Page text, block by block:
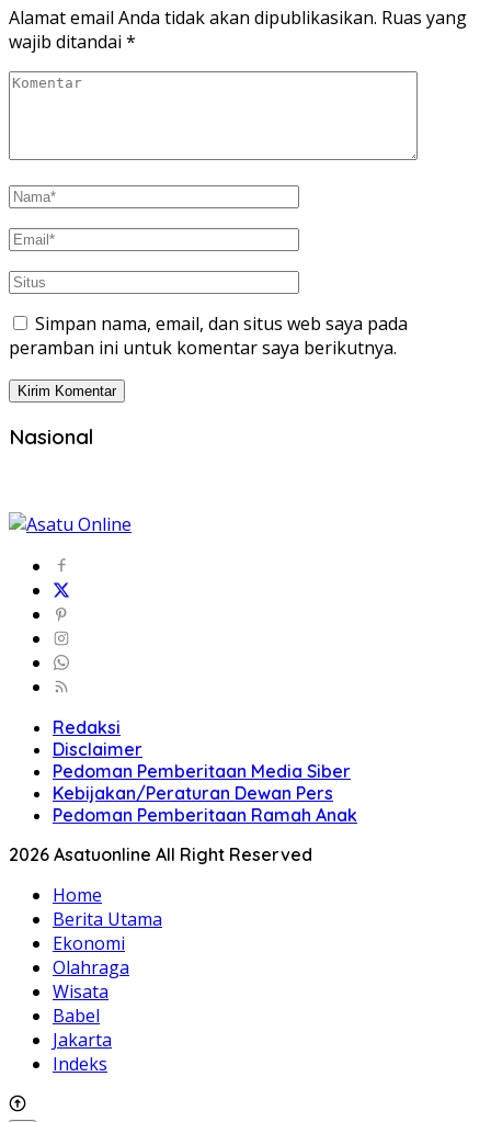
Alamat email Anda tidak akan dipublikasikan. Ruas yang
wajib ditandai *
Simpan nama, email, dan situs web saya pada
peramban ini untuk komentar saya berikutnya.
Nasional
Redaksi
Disclaimer
Pedoman Pemberitaan Media Siber
Kebijakan/Peraturan Dewan Pers
Pedoman Pemberitaan Ramah Anak
2026 Asatuonline All Right Reserved
Home
Berita Utama
Ekonomi
Olahraga
Wisata
Babel
Jakarta
Indeks